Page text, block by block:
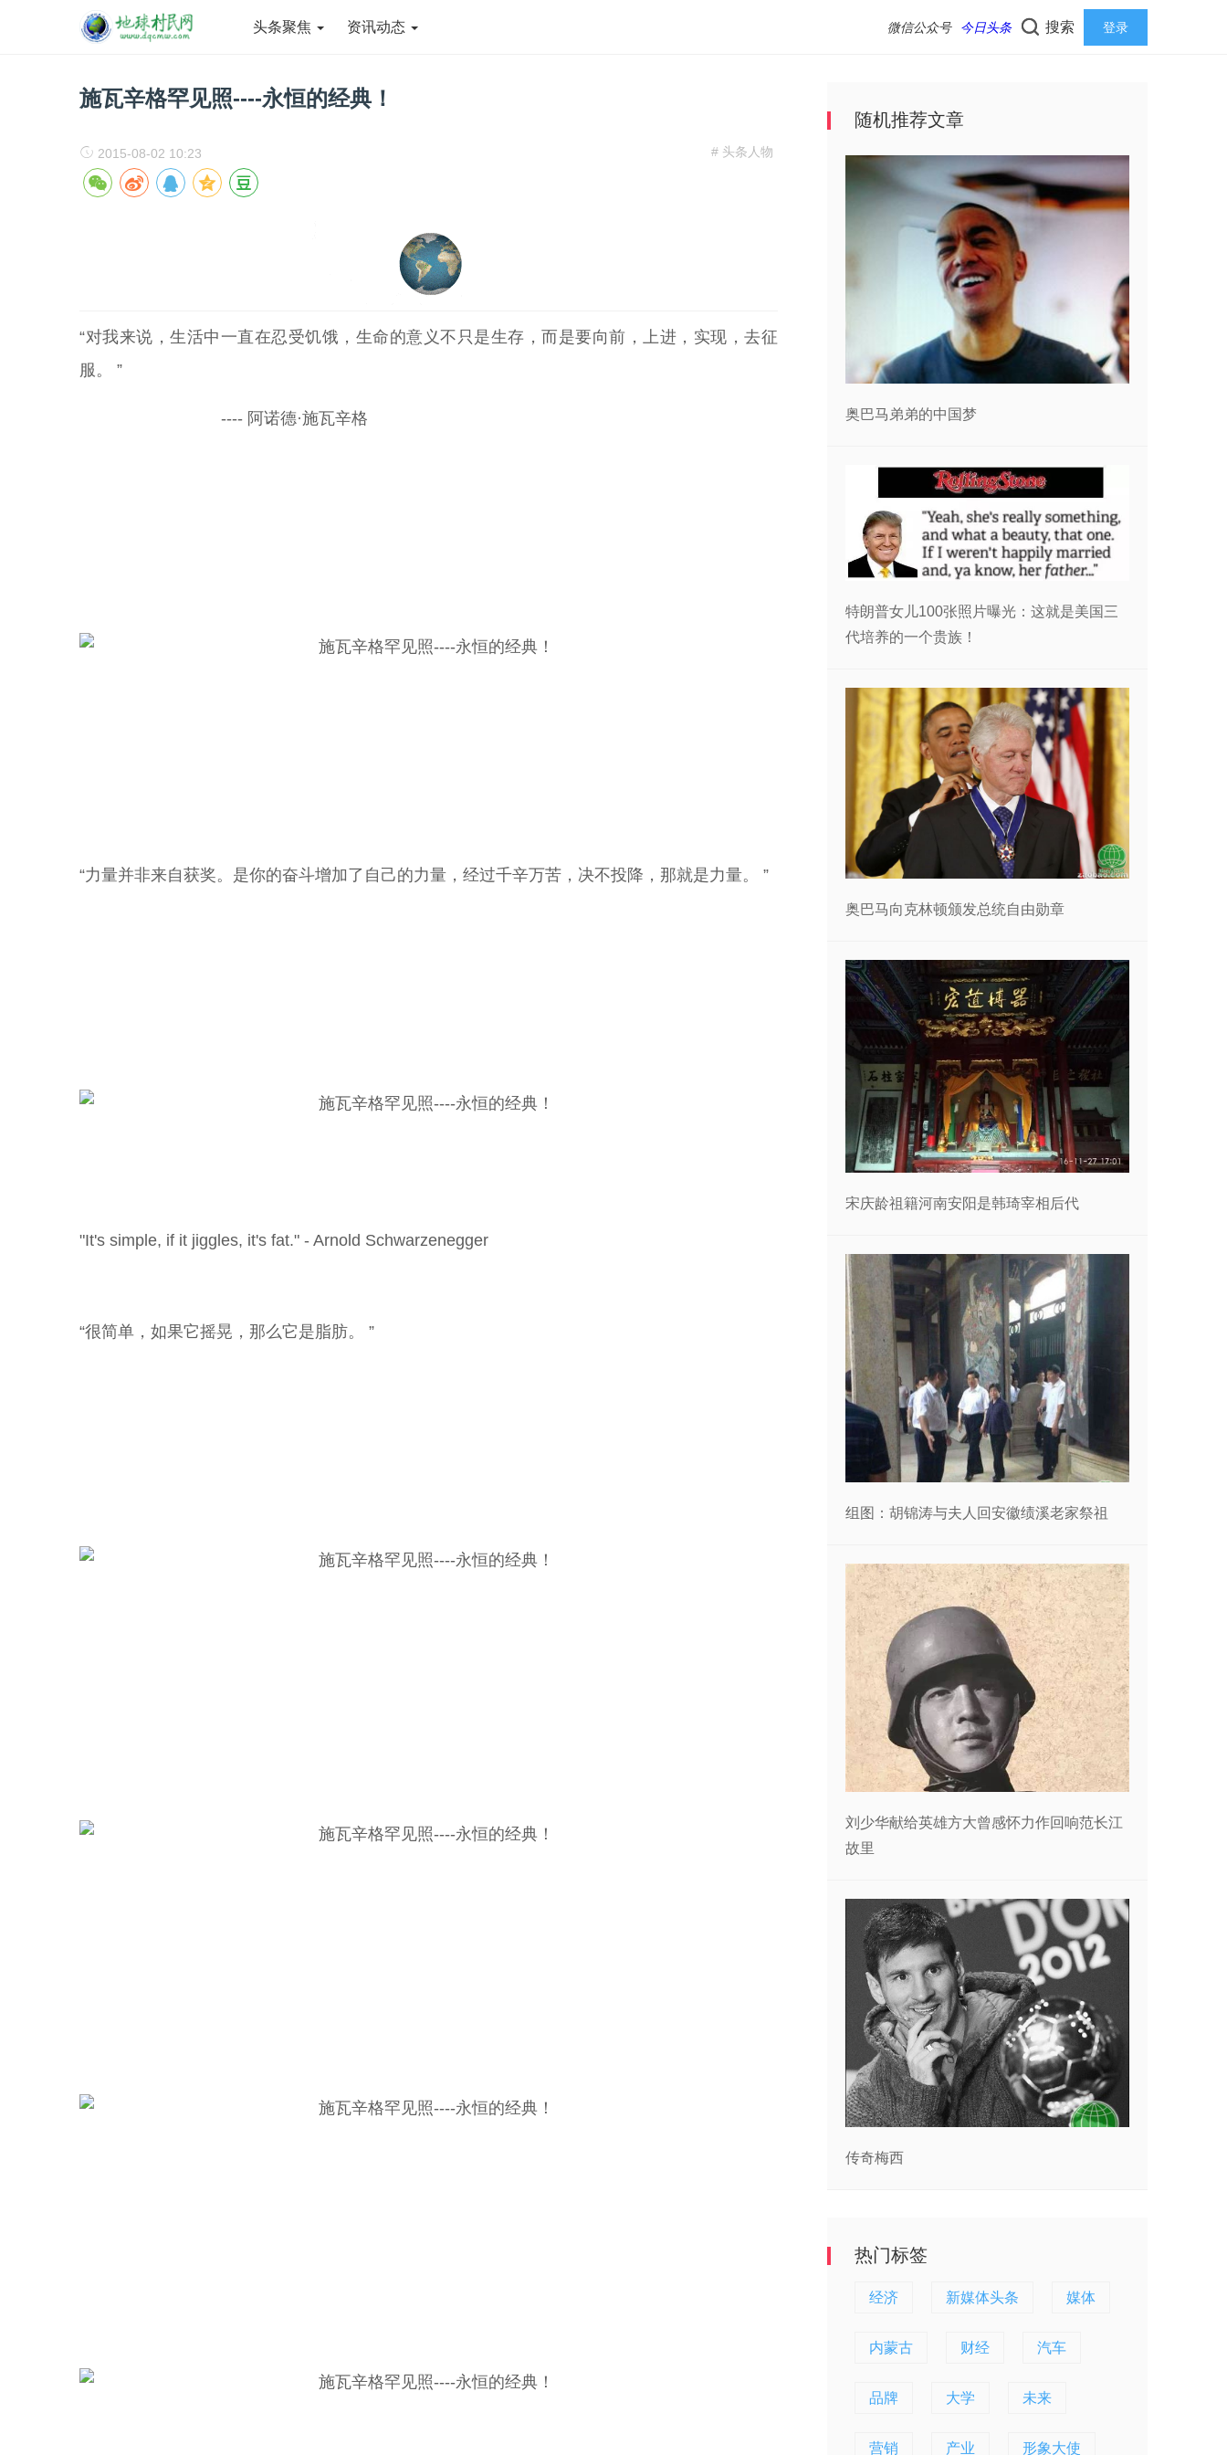
头条聚焦 资讯动态 微信公众号 今日头条 搜索 登录
施瓦辛格罕见照----永恒的经典！
# 头条人物
2015-08-02 10:23
“对我来说，生活中一直在忍受饥饿，生命的意义不只是生存，而是要向前，上进，实现，去征
服。 ”
---- 阿诺德·施瓦辛格
“力量并非来自获奖。是你的奋斗增加了自己的力量，经过千辛万苦，决不投降，那就是力量。 ”
"It's simple, if it jiggles, it's fat." - Arnold Schwarzenegger
“很简单，如果它摇晃，那么它是脂肪。 ”
随机推荐文章
奥巴马弟弟的中国梦
特朗普女儿100张照片曝光：这就是美国三
代培养的一个贵族！
奥巴马向克林顿颁发总统自由勋章
宋庆龄祖籍河南安阳是韩琦宰相后代
组图：胡锦涛与夫人回安徽绩溪老家祭祖
刘少华献给英雄方大曾感怀力作回响范长江
故里
传奇梅西
热门标签
经济 新媒体头条 媒体
内蒙古 财经 汽车
品牌 大学 未来
营销 产业 形象大使